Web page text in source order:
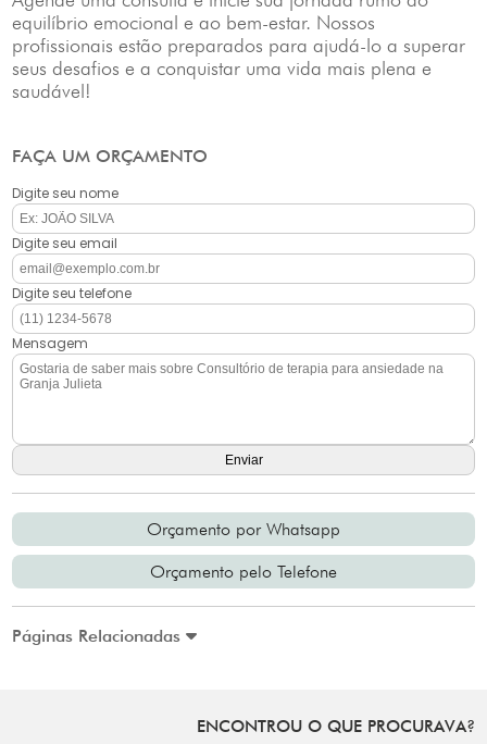
equilíbrio emocional e ao bem-estar. Nossos
profissionais estão preparados para ajudá-lo a superar
seus desafios e a conquistar uma vida mais plena e
saudável!
FAÇA UM ORÇAMENTO
Digite seu nome
Digite seu email
Digite seu telefone
Mensagem
Orçamento por Whatsapp
Orçamento pelo Telefone
Páginas Relacionadas
ENCONTROU O QUE PROCURAVA?